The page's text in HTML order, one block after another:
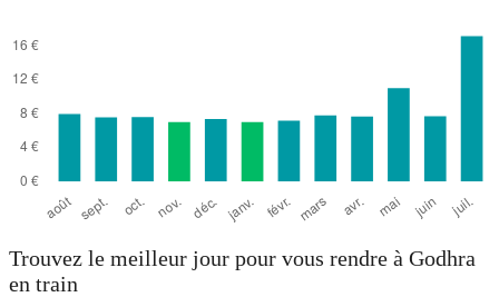
Trouvez le meilleur jour pour vous rendre à Godhra
en train